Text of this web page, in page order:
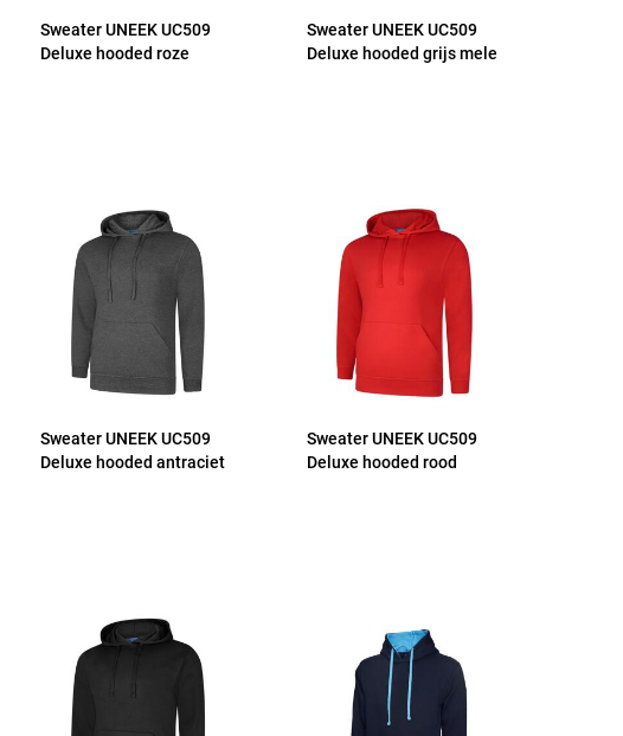
Sweater UNEEK UC509
Deluxe hooded roze
Sweater UNEEK UC509
Deluxe hooded grijs mele
Sweater UNEEK UC509
Deluxe hooded antraciet
Sweater UNEEK UC509
Deluxe hooded rood